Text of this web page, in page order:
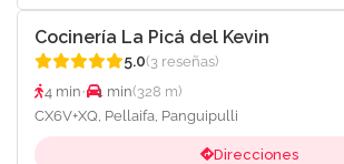
Cocinería La Picá del Kevin
5.0(3 reseñas)
4 min• 1 min(328 m)
CX6V+XQ, Pellaifa, Panguipulli
Direcciones